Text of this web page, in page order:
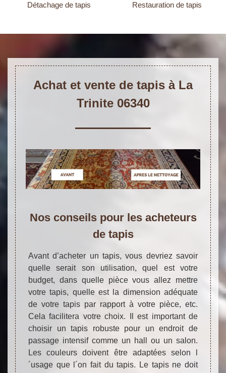
Détachage de tapis Restauration de tapis
Achat et vente de tapis à La
Trinite 06340
Nos conseils pour les acheteurs
de tapis
Avant d’acheter un tapis, vous devriez savoir
quelle serait son utilisation, quel est votre
budget, dans quelle pièce vous allez mettre
votre tapis, quelle est la dimension adéquate
de votre tapis par rapport à votre pièce, etc.
Cela facilitera votre choix. Il est important de
choisir un tapis robuste pour un endroit de
passage intensif comme un hall ou un salon.
Les couleurs doivent être adaptées selon l
´usage que l´on fait du tapis. Le tapis ne doit